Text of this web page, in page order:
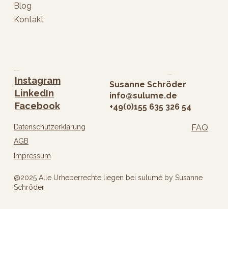
Blog
Kontakt
Instagram
LinkedIn
Facebook
Susanne Schröder
info@sulume.de
+49(0)155 635 326 54
Datenschutzerklärung
AGB
Impressum
FAQ
@2025 Alle Urheberrechte liegen bei sulumé by Susanne
Schröder